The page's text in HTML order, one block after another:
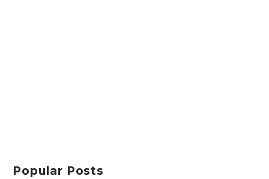
Popular Posts